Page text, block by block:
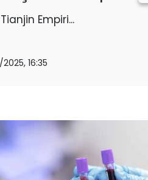
Tianjin Empiri...
2025, 16:35